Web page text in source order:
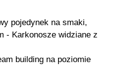
pojedynek na smaki,
- Karkonosze widziane z
building na poziomie